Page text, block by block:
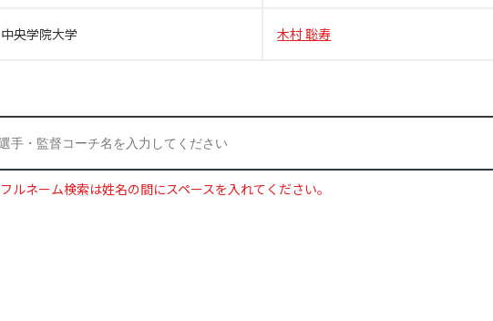
中央学院大学 木村 聡寿
ルネーム検索は姓名の間にスペースを入れてください。